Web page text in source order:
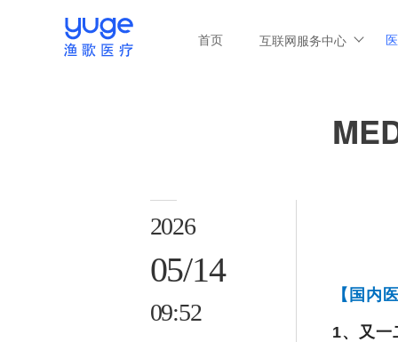
首页 互联网服务中心
2026
05/14
09:52
【国内
1、 又一